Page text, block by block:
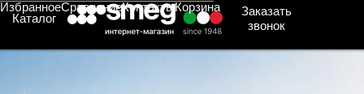
Каталог
Заказать
звонок
ИзбранноеСравнениеКонтактыКорзина